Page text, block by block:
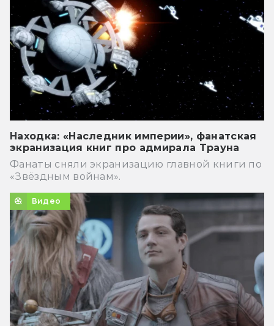
Находка: «Наследник империи», фанатская
экранизация книг про адмирала Трауна
Фанаты сняли экранизацию главной книги по
«Звёздным войнам».
Видео